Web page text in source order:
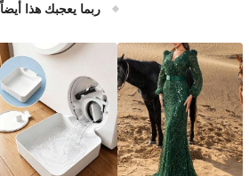
ربما يعجبك هذا أيضاً